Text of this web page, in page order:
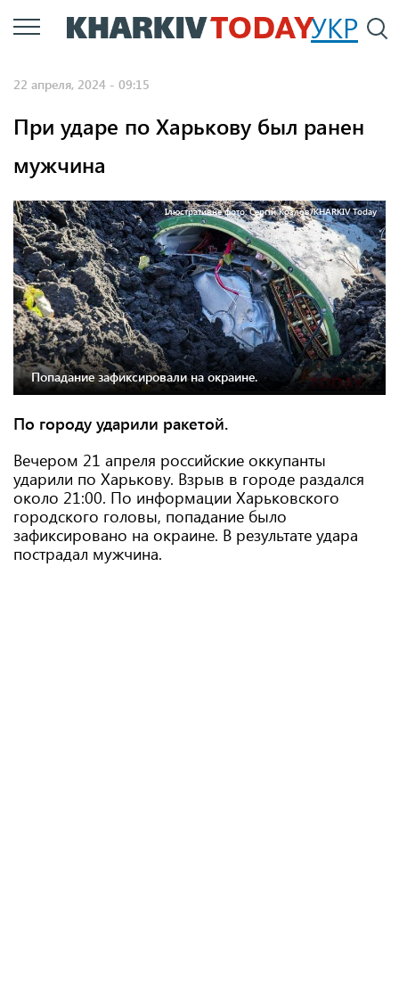
Перейти
к
УКР
22 апреля, 2024 - 09:15
При ударе по Харькову был ранен
мужчина
Ілюстративне фото: Сергій Козлов/KHARKIV Today
Попадание зафиксировали на окраине.
По городу ударили ракетой.
Вечером 21 апреля российские оккупанты
ударили по Харькову. Взрыв в городе раздался
около 21:00. По информации Харьковского
городского головы, попадание было
зафиксировано на окраине. В результате удара
пострадал мужчина.